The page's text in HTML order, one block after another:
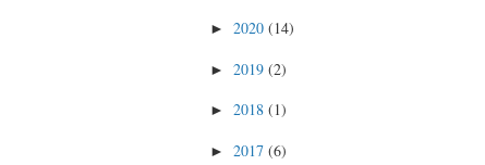
►2020(14)
►2019(2)
►2018(1)
►2017(6)